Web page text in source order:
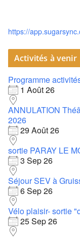
https://
Activités à venir
Programme
1 Août 26
ANNULATION
2026
29 Août 26
sortie PARAY LE
3 Sep 26
Séjour SEV à
6 Sep 26
Vélo plaisir- sortie
25 Sep 26